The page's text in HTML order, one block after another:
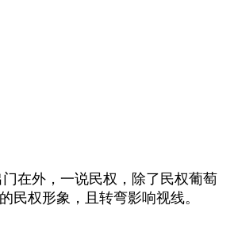
在外，一说民权，除了民权葡萄
民权形象，且转弯影响视线。